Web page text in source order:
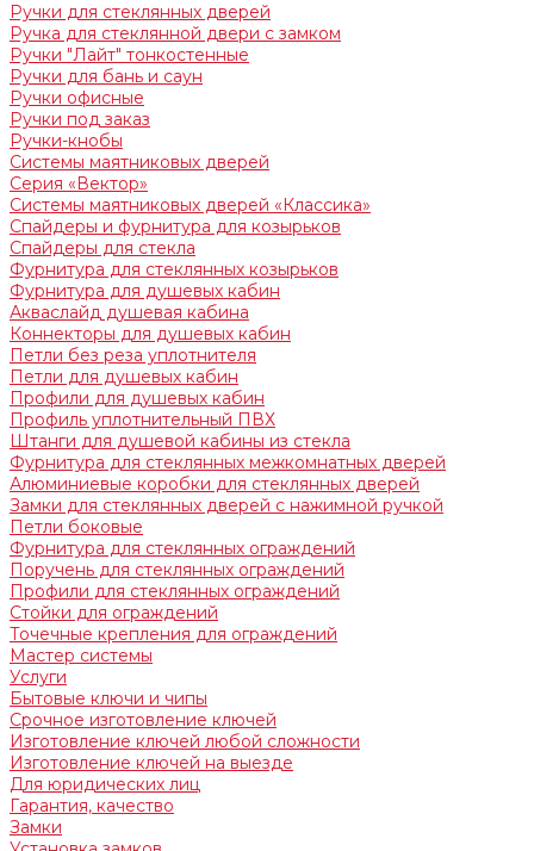
Ручки для стеклянных дверей
Ручка для стеклянной двери с замком
Ручки "Лайт" тонкостенные
Ручки для бань и саун
Ручки офисные
Ручки под заказ
Ручки-кнобы
Системы маятниковых дверей
Серия «Вектор»
Системы маятниковых дверей «Классика»
Спайдеры и фурнитура для козырьков
Спайдеры для стекла
Фурнитура для стеклянных козырьков
Фурнитура для душевых кабин
Акваслайд душевая кабина
Коннекторы для душевых кабин
Петли без реза уплотнителя
Петли для душевых кабин
Профили для душевых кабин
Профиль уплотнительный ПВХ
Штанги для душевой кабины из стекла
Фурнитура для стеклянных межкомнатных дверей
Алюминиевые коробки для стеклянных дверей
Замки для стеклянных дверей с нажимной ручкой
Петли боковые
Фурнитура для стеклянных ограждений
Поручень для стеклянных ограждений
Профили для стеклянных ограждений
Стойки для ограждений
Точечные крепления для ограждений
Мастер системы
Услуги
Бытовые ключи и чипы
Срочное изготовление ключей
Изготовление ключей любой сложности
Изготовление ключей на выезде
Для юридических лиц
Гарантия, качество
Замки